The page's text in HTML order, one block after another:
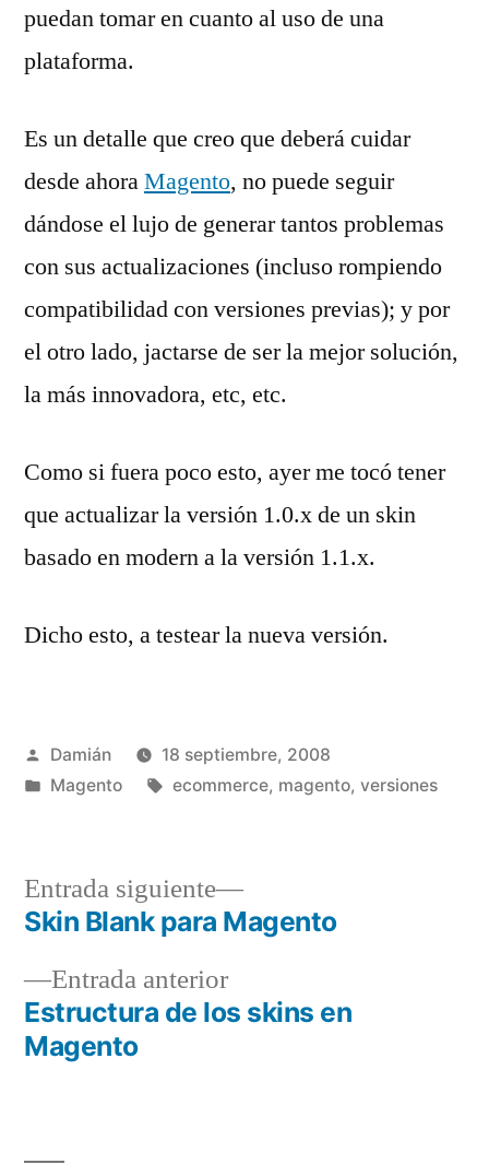
puedan tomar en cuanto al uso de una
plataforma.
Es un detalle que creo que deberá cuidar
desde ahoraMagento, no puede seguir
dándose el lujo de generar tantos problemas
con sus actualizaciones (incluso rompiendo
compatibilidad con versiones previas); y por
el otro lado, jactarse de ser la mejor solución,
la más innovadora, etc, etc.
Como si fuera poco esto, ayer me tocó tener
que actualizar la versión 1.0.x de un skin
basado en modern a la versión 1.1.x.
Dicho esto, a testear la nueva versión.
Publicado
por
Damián
18 septiembre, 2008
Publicado
Magento Etiquetas:
ecommerce, magento, versiones
Navegación
de
entradas
Entrada anteriorEntrada
anterior:
Estructura de los skins en
Magento
Entrada siguiente
Entrada
siguiente:
Skin Blank para Magento